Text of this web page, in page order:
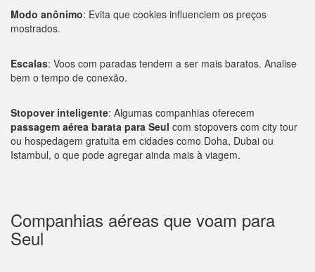
Modo anônimo: Evita que cookies influenciem os preços
mostrados.
Escalas: Voos com paradas tendem a ser mais baratos. Analise
bem o tempo de conexão.
Stopover inteligente: Algumas companhias oferecem
passagem aérea barata para Seul com stopovers com city tour
ou hospedagem gratuita em cidades como Doha, Dubai ou
Istambul, o que pode agregar ainda mais à viagem.
Companhias aéreas que voam para
Seul